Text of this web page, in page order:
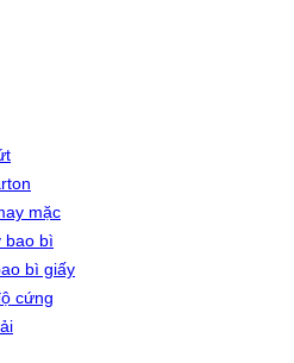
mặc
bao bì
bì giấy
cứng